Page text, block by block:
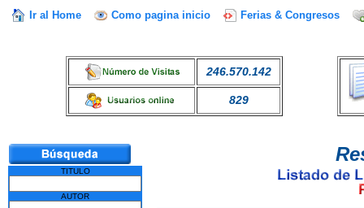
Ir al Home Como pagina inicio Ferias & Congresos
246.570.142
829
TITULO
AUTOR